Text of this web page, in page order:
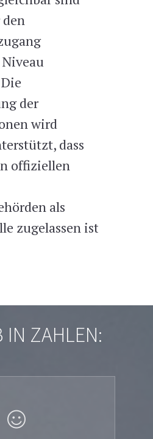
der
wird
dass
offiziellen
als
zugelassen ist.
IN ZAHLEN: